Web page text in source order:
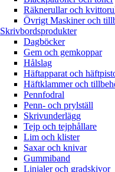
Räknerullar och
Övrigt Maskiner och
Skrivbordsprodukter
Dagböcker
Gem och gemkoppar
Hålslag
Häftapparat och
Häftklammer och
Pennfodral
Penn- och prylställ
Skrivunderlägg
Tejp och tejphållare
Lim och klister
Saxar och knivar
Gummiband
Linjaler och gradskivor